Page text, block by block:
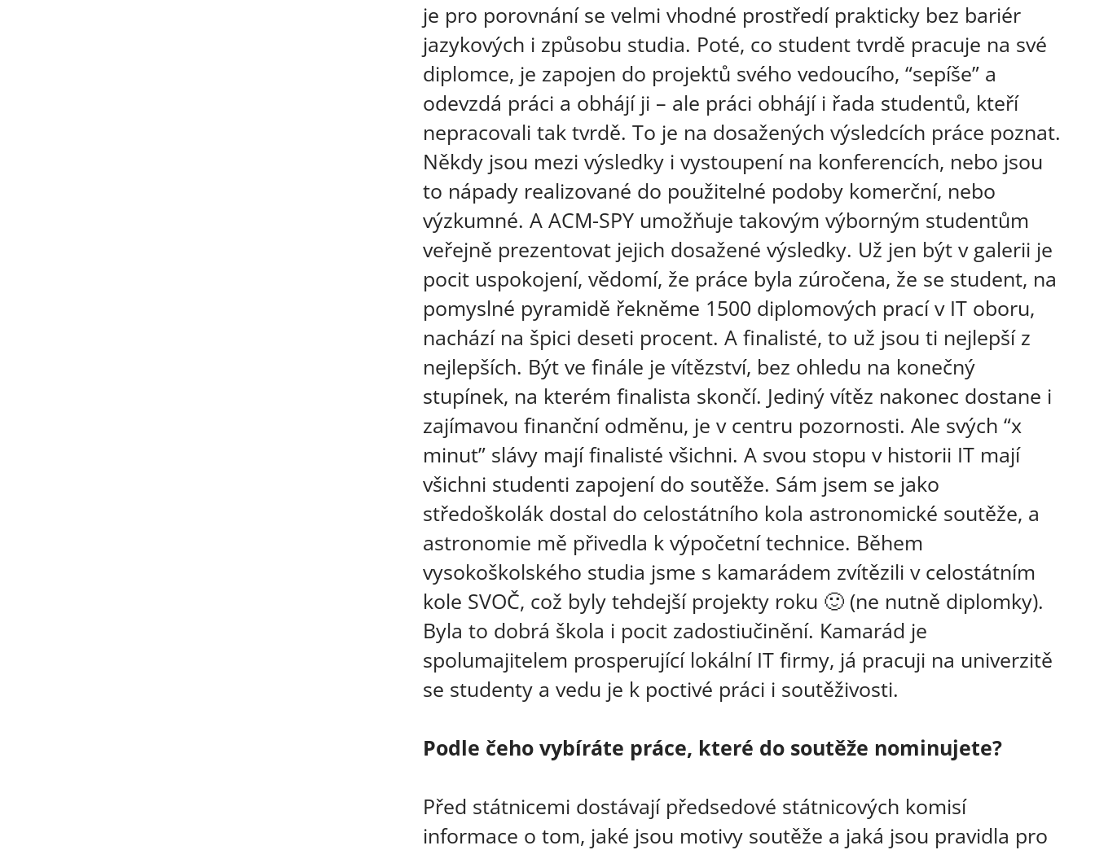
je pro porovnání se velmi vhodné prostředí prakticky bez bariér
jazykových i způsobu studia. Poté, co student tvrdě pracuje na své
diplomce, je zapojen do projektů svého vedoucího, “sepíše” a
odevzdá práci a obhájí ji – ale práci obhájí i řada studentů, kteří
nepracovali tak tvrdě. To je na dosažených výsledcích práce poznat.
Někdy jsou mezi výsledky i vystoupení na konferencích, nebo jsou
to nápady realizované do použitelné podoby komerční, nebo
výzkumné. A ACM-SPY umožňuje takovým výborným studentům
veřejně prezentovat jejich dosažené výsledky. Už jen být v galerii je
pocit uspokojení, vědomí, že práce byla zúročena, že se student, na
pomyslné pyramidě řekněme 1500 diplomových prací v IT oboru,
nachází na špici deseti procent. A finalisté, to už jsou ti nejlepší z
nejlepších. Být ve finále je vítězství, bez ohledu na konečný
stupínek, na kterém finalista skončí. Jediný vítěz nakonec dostane i
zajímavou finanční odměnu, je v centru pozornosti. Ale svých “x
minut” slávy mají finalisté všichni. A svou stopu v historii IT mají
všichni studenti zapojení do soutěže. Sám jsem se jako
středoškolák dostal do celostátního kola astronomické soutěže, a
astronomie mě přivedla k výpočetní technice. Během
vysokoškolského studia jsme s kamarádem zvítězili v celostátním
kole SVOČ, což byly tehdejší projekty roku 🙂 (ne nutně diplomky).
Byla to dobrá škola i pocit zadostiučinění. Kamarád je
spolumajitelem prosperující lokální IT firmy, já pracuji na univerzitě
se studenty a vedu je k poctivé práci i soutěživosti.
Podle čeho vybíráte práce, které do soutěže nominujete?
Před státnicemi dostávají předsedové státnicových komisí
informace o tom, jaké jsou motivy soutěže a jaká jsou pravidla pro